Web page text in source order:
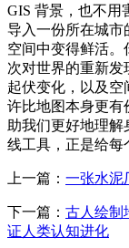
GIS 背景，也不
导入一份所在城市
空间中变得鲜活。
次对世界的重新发
起伏变化，以及
许比地图本身更有
助我们更好地理
线工具，正是给每
上一篇： 一张水泥
下一篇： 古人绘制
证人类认知进化